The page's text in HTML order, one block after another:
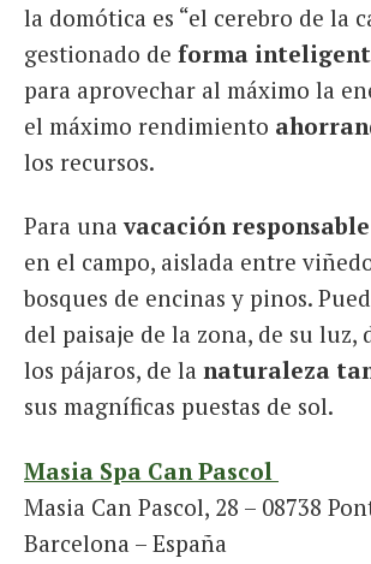
la domótica es “el cerebro de la
gestionado de forma
para aprovechar al máximo la
el máximo rendimiento
los recursos.
Para unavacación
en el campo, aislada entre
bosques de encinas y pinos.
del paisaje de la zona, de su luz,
los pájaros, de la naturaleza
sus magníficas puestas de sol.
Masia Spa Can Pascol
Masia Can Pascol, 28 – 08738
Barcelona – España